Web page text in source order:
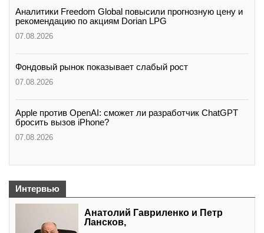
Аналитики Freedom Global повысили прогнозную цену и
рекомендацию по акциям Dorian LPG
07.08.2026
Фондовый рынок показывает слабый рост
07.08.2026
Apple против OpenAI: сможет ли разработчик ChatGPT
бросить вызов iPhone?
07.08.2026
Интервью
Анатолий Гавриленко и Петр
Лансков,